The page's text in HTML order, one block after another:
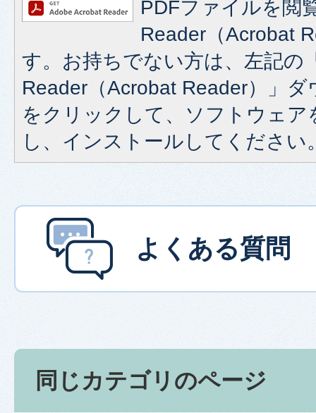
PDFファイルを閲
Reader（Acrobat
す。お持ちでない方は、左記の
Reader（Acrobat Reader）」
をクリックして、ソフトウェア
し、インストールしてください
よくある質問
同じカテゴリのページ